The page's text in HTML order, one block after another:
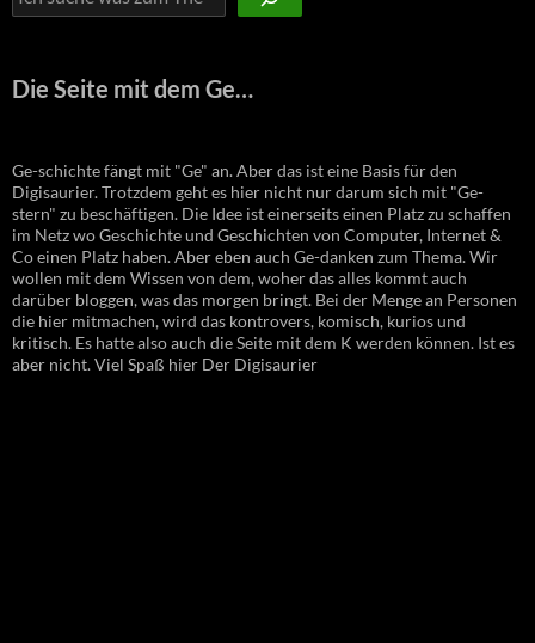
Die Seite mit dem Ge…
Ge-schichte fängt mit "Ge" an. Aber das ist eine Basis für den
Digisaurier. Trotzdem geht es hier nicht nur darum sich mit "Ge-
stern" zu beschäftigen. Die Idee ist einerseits einen Platz zu schaffen
im Netz wo Geschichte und Geschichten von Computer, Internet &
Co einen Platz haben. Aber eben auch Ge-danken zum Thema. Wir
wollen mit dem Wissen von dem, woher das alles kommt auch
darüber bloggen, was das morgen bringt. Bei der Menge an Personen
die hier mitmachen, wird das kontrovers, komisch, kurios und
kritisch. Es hatte also auch die Seite mit dem K werden können. Ist es
aber nicht. Viel Spaß hier Der Digisaurier